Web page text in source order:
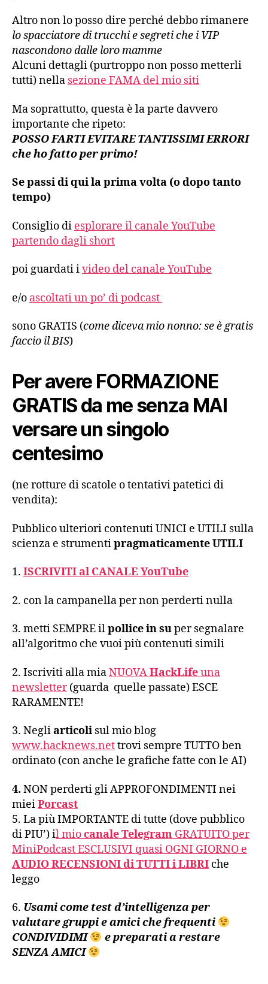
Altro non lo posso dire perché debbo rimanere
lo spacciatore di trucchi e segreti che i VIP
nascondono dalle loro mamme
Alcuni dettagli (purtroppo non posso metterli
tutti) nella sezione FAMA del mio siti
Ma soprattutto, questa è la parte davvero
importante che ripeto:
POSSO FARTI EVITARE TANTISSIMI ERRORI
che ho fatto per primo!
Se passi di qui la prima volta (o dopo tanto
tempo)
Consiglio di esplorare il canale YouTube
partendo dagli short
poi guardati ivideo del canale YouTube
e/o ascoltati un po’ di podcast
sono GRATIS (come diceva mio nonno: se è gratis
faccio il BIS)
Per avere FORMAZIONE
GRATIS da me senza MAI
versare un singolo
centesimo
(ne rotture di scatole o tentativi patetici di
vendita):
Pubblico ulteriori contenuti UNICI e UTILI sulla
scienza e strumentipragmaticamenteUTILI
1. ISCRIVITI al CANALE YouTube
2. con la campanella per non perderti nulla
3. metti SEMPRE ilpollice in super segnalare
all’algoritmo che vuoi più contenuti simili
2. Iscriviti alla miaNUOVAHackLifeuna
newsletter(guarda quelle passate) ESCE
RARAMENTE!
3. Negliarticoli sul mio blog
www.hacknews.nettrovi sempre TUTTO ben
ordinato (con anche le grafiche fatte con le AI)
4. NON perderti gli APPROFONDIMENTI nei
mieiPorcast
5. La più IMPORTANTE di tutte (dove pubblico
di PIU’) il miocanale Telegram GRATUITO per
MiniPodcast ESCLUSIVI quasi OGNI GIORNO e
AUDIO RECENSIONI di TUTTI i LIBRI che
leggo
6. Usami come test d’intelligenza per
valutare gruppi e amici che frequenti
CONDIVIDIMI
e preparati a restare
SENZA AMICI